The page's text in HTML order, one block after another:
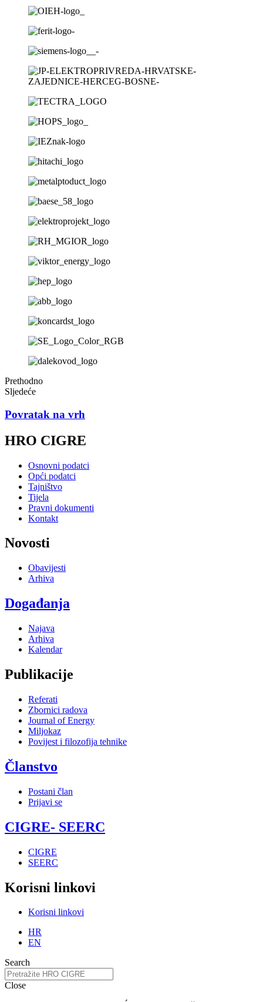
Prethodno
Sljedeće
Povratak na vrh
HRO CIGRE
Osnovni podatci
Opći podatci
Tajništvo
Tijela
Pravni dokumenti
Kontakt
Novosti
Obavijesti
Arhiva
Događanja
Najava
Arhiva
Kalendar
Publikacije
Referati
Zbornici radova
Journal of Energy
Miljokaz
Povijest i filozofija tehnike
Članstvo
Postani član
Prijavi se
CIGRE- SEERC
CIGRE
SEERC
Korisni linkovi
Korisni linkovi
HR
EN
Search
Close